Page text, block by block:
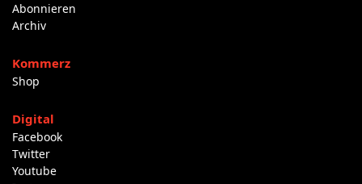
Abonnieren
Archiv
Kommerz
Shop
Digital
Facebook
Twitter
Youtube